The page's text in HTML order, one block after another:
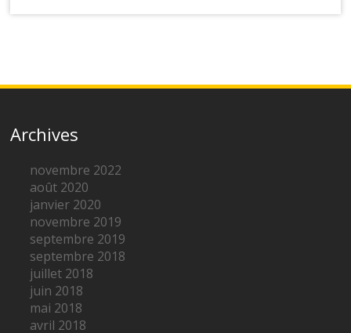
Archives
novembre 2022
août 2020
janvier 2020
novembre 2019
septembre 2019
septembre 2018
juillet 2018
juin 2018
mai 2018
avril 2018